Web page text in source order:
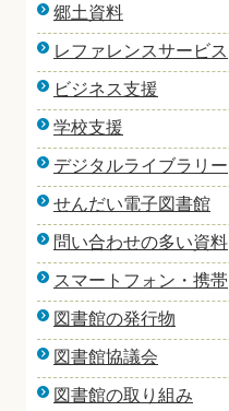
郷土資料
レファレンスサービス
ビジネス支援
学校支援
デジタルライブラリー
せんだい電子図書館
問い合わせの多い資料
スマートフォン・携帯
図書館の発行物
図書館協議会
図書館の取り組み